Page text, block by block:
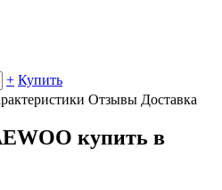
+ Купить
Отзывы Доставка
купить в